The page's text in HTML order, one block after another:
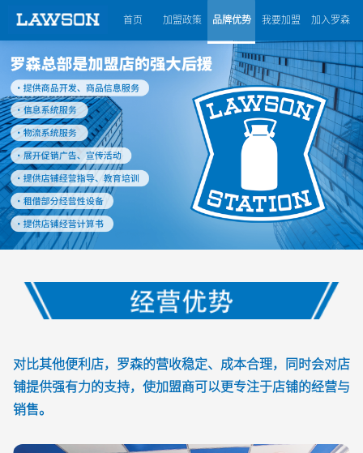
首页 加盟政策 品牌优势 我要加盟 加入罗森
对比其他便利店，罗森的营收稳定、成本合理，同时会对店
铺提供强有力的支持，使加盟商可以更专注于店铺的经营与
销售。